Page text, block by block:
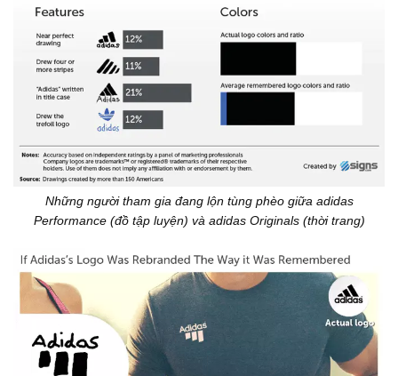
Những người tham gia đang lộn tùng phèo giữa adidas
Performance (đồ tập luyện) và adidas Originals (thời trang)